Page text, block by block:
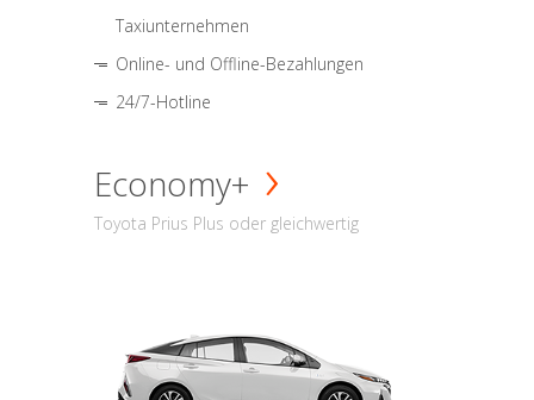
Taxiunternehmen
Online- und Offline-Bezahlungen
24/7-Hotline
Economy+
Toyota Prius Plus oder gleichwertig